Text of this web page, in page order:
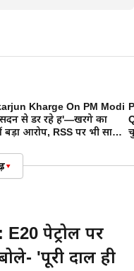
Kharge On PM Modi
से डर रहे हैं'—खरगे का
आरोप, RSS पर भी साधा
▾
पेट्रोल पर
'पूरी दाल ही